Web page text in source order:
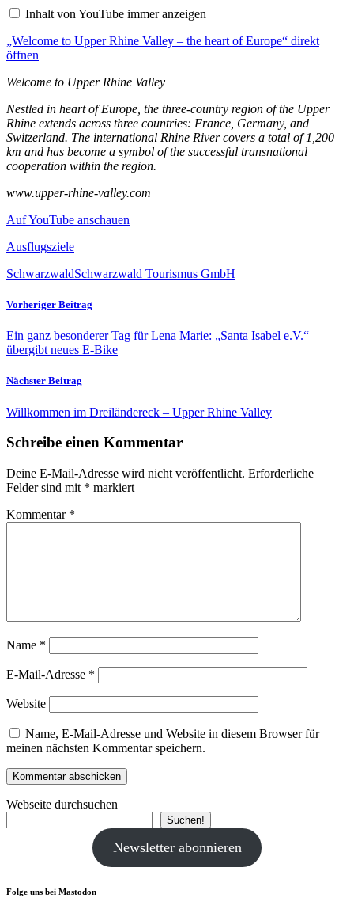
Valley
the
heart
of
Europe“
von
anzeigen
Inhalt von YouTube immer anzeigen
„Welcome to Upper Rhine Valley – the heart of Europe“ direkt
öffnen
Welcome to Upper Rhine Valley
Nestled in heart of Europe, the three-country region of the Upper
Rhine extends across three countries: France, Germany, and
Switzerland. The international Rhine River covers a total of 1,200
km and has become a symbol of the successful transnational
cooperation within the region.
www.upper-rhine-valley.com
Auf YouTube anschauen
Ausflugsziele
SchwarzwaldSchwarzwald Tourismus GmbH
Vorheriger Beitrag
Ein ganz besonderer Tag für Lena Marie: „Santa Isabel e.V.“
übergibt neues E-Bike
Nächster Beitrag
Willkommen im Dreiländereck – Upper Rhine Valley
Schreibe einen Kommentar
Deine E-Mail-Adresse wird nicht veröffentlicht. Erforderliche
Felder sind mit * markiert
Kommentar *
Name *
E-Mail-Adresse *
Website
Name, E-Mail-Adresse und Website in diesem Browser für
meinen nächsten Kommentar speichern.
Webseite durchsuchen
Suchen!
Newsletter abonnieren
Folge uns bei Mastodon